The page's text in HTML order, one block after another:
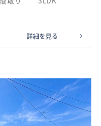
詳細を見る